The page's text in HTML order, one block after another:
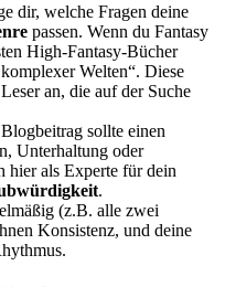
dir, welche Fragen deine
passen. Wenn du Fantasy
High-Fantasy-Bücher
Welten“. Diese
an, die auf der Suche
sollte einen
Unterhaltung oder
hier als Experte für dein
.
(z.B. alle zwei
Konsistenz, und deine